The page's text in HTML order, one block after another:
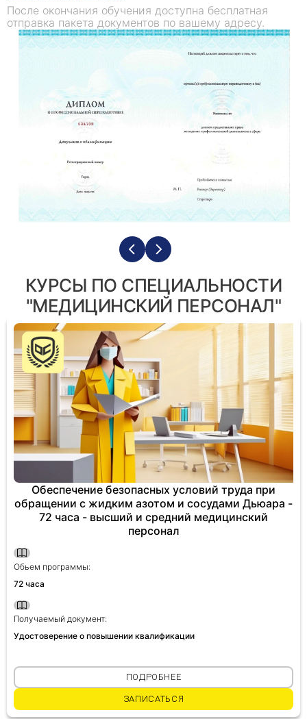
После окончания обучения доступна бесплатная
отправка пакета документов по вашему адресу.
КУРСЫ ПО СПЕЦИАЛЬНОСТИ
"МЕДИЦИНСКИЙ ПЕРСОНАЛ"
Обеспечение безопасных условий труда при
обращении с жидким азотом и сосудами Дьюара -
72 часа - высший и средний медицинский
персонал
Обьем программы:
72 часа
Получаемый документ:
Удостоверение о повышении квалификации
ПОДРОБНЕЕ
ЗАПИСАТЬСЯ